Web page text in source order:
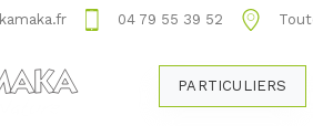
04 79 55 39 52
PARTICULIERS